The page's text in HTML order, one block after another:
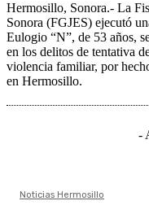
Hermosillo, Sonora.- La
Sonora (FGJES) ejecutó
Eulogio “N”, de 53 años,
en los delitos de tentativa
violencia familiar, por
en Hermosillo.
-
Noticias Hermosillo